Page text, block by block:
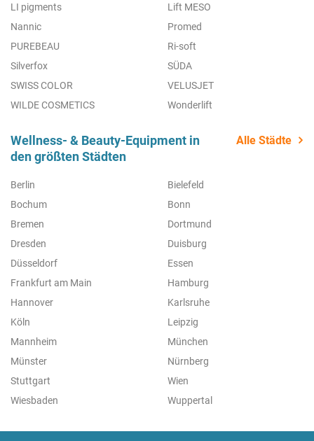
LI pigments
Lift MESO
Nannic
Promed
PUREBEAU
Ri-soft
Silverfox
SÜDA
SWISS COLOR
VELUSJET
WILDE COSMETICS
Wonderlift
Wellness- & Beauty-Equipment in
den größten Städten
Alle Städte
Berlin
Bielefeld
Bochum
Bonn
Bremen
Dortmund
Dresden
Duisburg
Düsseldorf
Essen
Frankfurt am Main
Hamburg
Hannover
Karlsruhe
Köln
Leipzig
Mannheim
München
Münster
Nürnberg
Stuttgart
Wien
Wiesbaden
Wuppertal